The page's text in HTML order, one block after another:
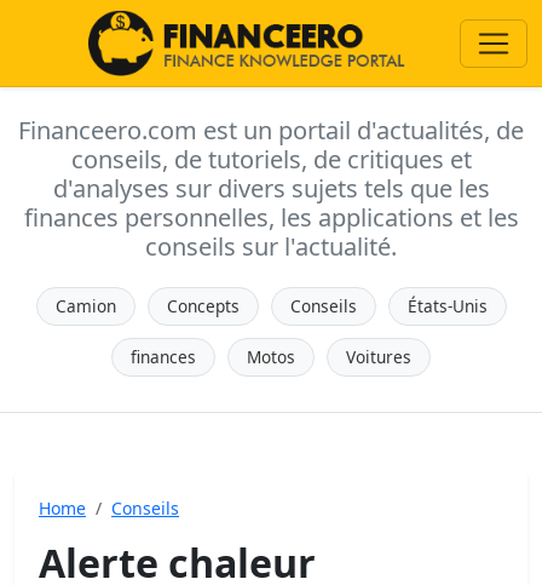
Financeero.com est un portail d'actualités, de
conseils, de tutoriels, de critiques et
d'analyses sur divers sujets tels que les
finances personnelles, les applications et les
conseils sur l'actualité.
Camion Concepts Conseils États-Unis
finances Motos Voitures
Home Conseils
Alerte chaleur